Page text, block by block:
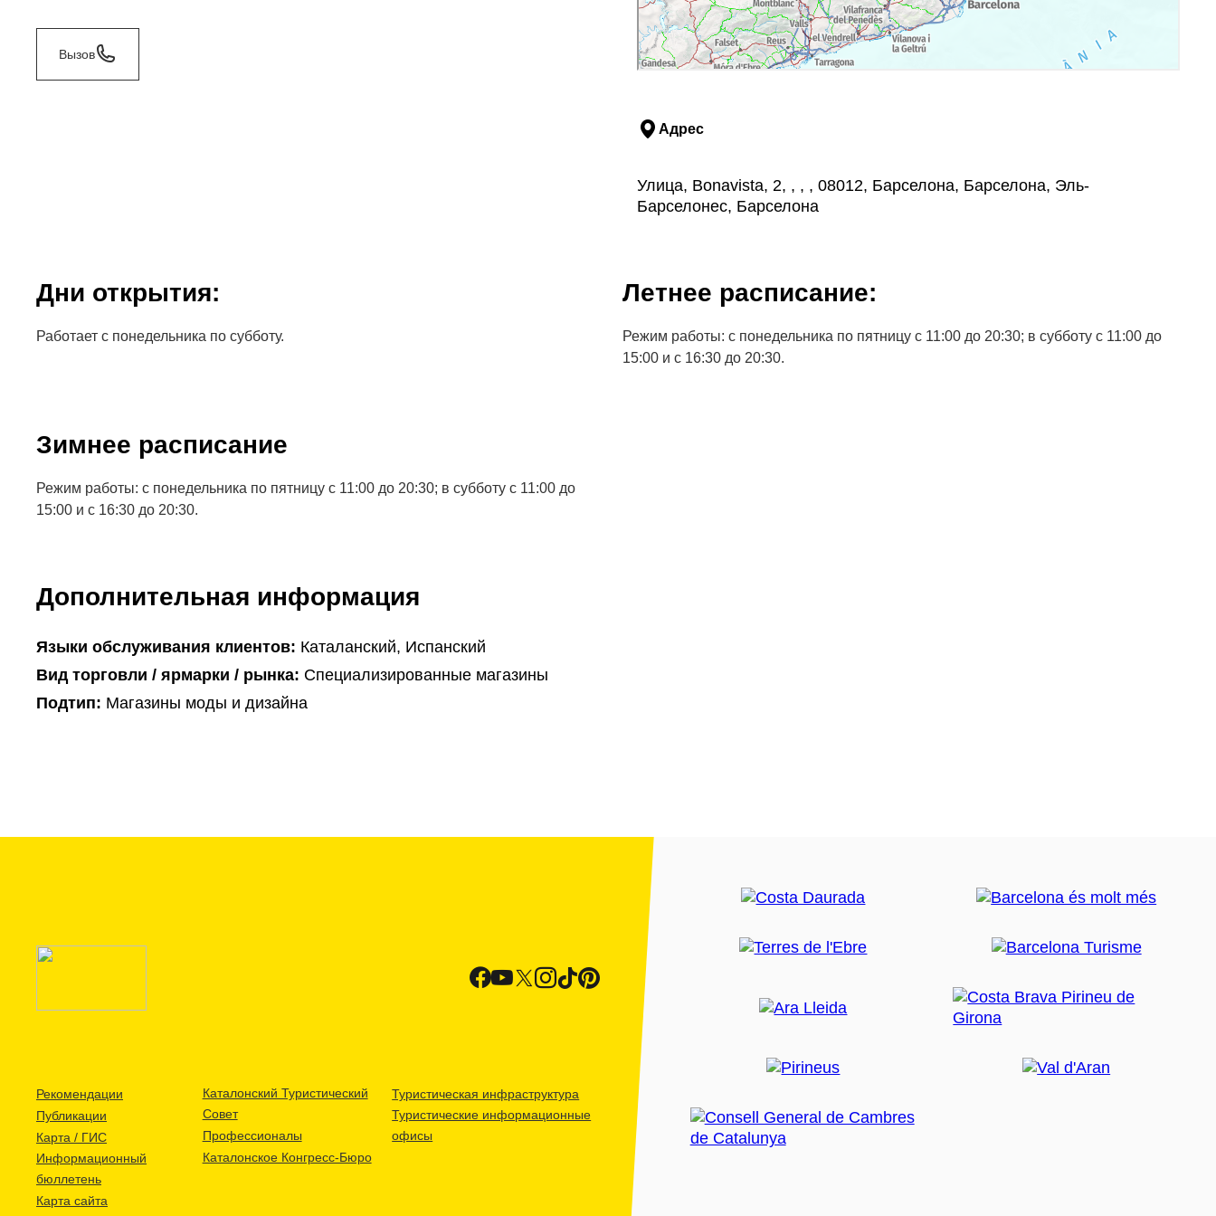
Вызов
Адрес
Улица, Bonavista, 2, , , , 08012, Барселона, Барселона, Эль-
Барселонес, Барселона
Дни открытия:
Работает с понедельника по субботу.
Летнее расписание:
Режим работы: с понедельника по пятницу с 11:00 до 20:30; в субботу с 11:00 до
15:00 и с 16:30 до 20:30.
Зимнее расписание
Режим работы: с понедельника по пятницу с 11:00 до 20:30; в субботу с 11:00 до
15:00 и с 16:30 до 20:30.
Дополнительная информация
Языки обслуживания клиентов: Каталанский, Испанский
Вид торговли / ярмарки / рынка: Специализированные магазины
Подтип: Магазины моды и дизайна
Рекомендации
Публикации
Карта / ГИС
Информационный
бюллетень
Карта сайта
Каталонский Туристический
Совет
Профессионалы
Каталонское Конгресс-Бюро
Туристическая инфраструктура
Туристические информационные
офисы